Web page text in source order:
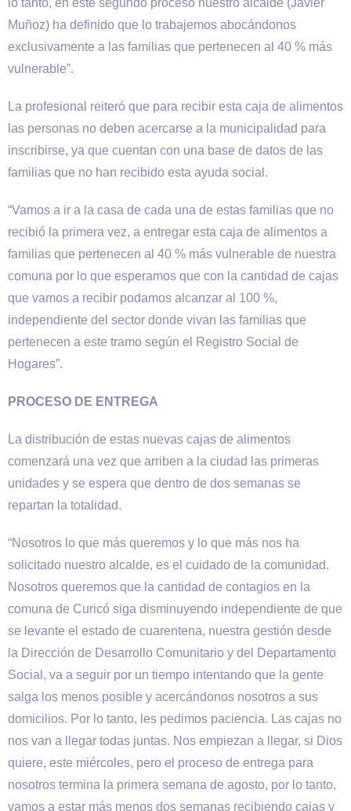
lo tanto, en este segundo proceso nuestro alcalde (Javier
Muñoz) ha definido que lo trabajemos abocándonos
exclusivamente a las familias que pertenecen al 40 % más
vulnerable”.
La profesional reiteró que para recibir esta caja de alimentos
las personas no deben acercarse a la municipalidad para
inscribirse, ya que cuentan con una base de datos de las
familias que no han recibido esta ayuda social.
“Vamos a ir a la casa de cada una de estas familias que no
recibió la primera vez, a entregar esta caja de alimentos a
familias que pertenecen al 40 % más vulnerable de nuestra
comuna por lo que esperamos que con la cantidad de cajas
que vamos a recibir podamos alcanzar al 100 %,
independiente del sector donde vivan las familias que
pertenecen a este tramo según el Registro Social de
Hogares”.
PROCESO DE ENTREGA
La distribución de estas nuevas cajas de alimentos
comenzará una vez que arriben a la ciudad las primeras
unidades y se espera que dentro de dos semanas se
repartan la totalidad.
“Nosotros lo que más queremos y lo que más nos ha
solicitado nuestro alcalde, es el cuidado de la comunidad.
Nosotros queremos que la cantidad de contagios en la
comuna de Curicó siga disminuyendo independiente de que
se levante el estado de cuarentena, nuestra gestión desde
la Dirección de Desarrollo Comunitario y del Departamento
Social, va a seguir por un tiempo intentando que la gente
salga los menos posible y acercándonos nosotros a sus
domicilios. Por lo tanto, les pedimos paciencia. Las cajas no
nos van a llegar todas juntas. Nos empiezan a llegar, si Dios
quiere, este miércoles, pero el proceso de entrega para
nosotros termina la primera semana de agosto, por lo tanto,
vamos a estar más menos dos semanas recibiendo cajas y